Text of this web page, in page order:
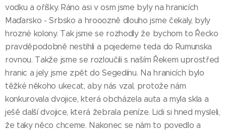
vodku a oříšky. Ráno asi v osm jsme byly na hranicích
Maďarsko - Srbsko a hrooozně dlouho jsme čekaly, byly
hrozné kolony. Tak jsme se rozhodly že bychom to Řecko
pravděpodobně nestihli a pojedeme teda do Rumunska
rovnou. Takže jsme se rozloučili s naším Řekem uprostřed
hranic a jely jsme zpět do Segedínu. Na hranicích bylo
těžké někoho ukecat, aby nás vzal, protože nám
konkurovala dvojice, která obcházela auta a myla skla a
ješě další dvojice, která žebrala peníze. Lidi si hned mysleli,
že taky něco chceme. Nakonec se nám to povedlo a